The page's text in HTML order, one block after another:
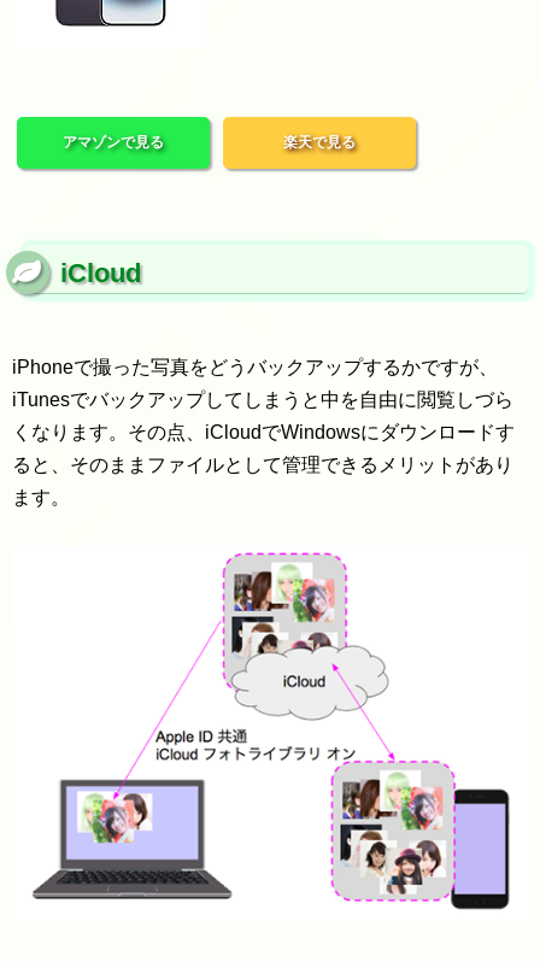
アマゾンで見る 楽天で見る
iCloud
iPhoneで撮った写真をどうバックアップするかですが、
iTunesでバックアップしてしまうと中を自由に閲覧しづら
くなります。その点、iCloudでWindowsにダウンロードす
ると、そのままファイルとして管理できるメリットがあり
ます。